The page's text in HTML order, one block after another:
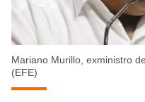
Mariano Murillo, exministro
(EFE)